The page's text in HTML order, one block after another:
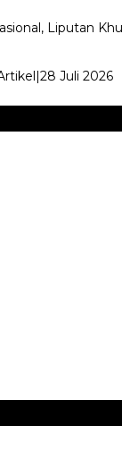
Liputan
|28 Juli 2026